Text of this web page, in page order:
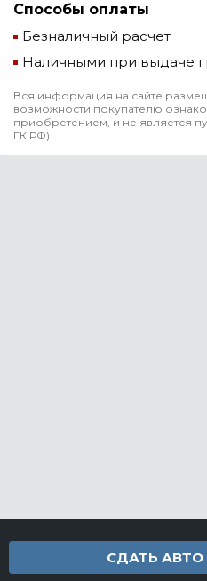
Способы оплаты
Безналичный расчет
Наличными при выдаче
Вся информация на сайте
возможности покупателю
приобретением, и не является
ГК РФ).
СДАТЬ АВТО